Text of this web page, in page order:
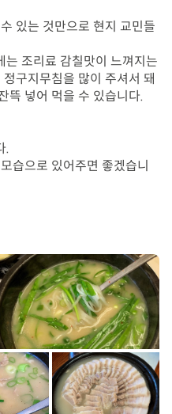
있는 것만으로 현지 교민들
조리료 감칠맛이 느껴지는
구지무침을 많이 주셔서 돼
뜩 넣어 먹을 수 있습니다.
.
습으로 있어주면 좋겠습니